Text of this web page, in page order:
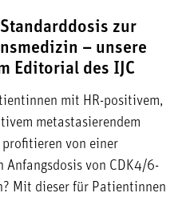
zur
– unsere
Editorial des IJC
mit HR-positivem,
metastasierendem
profitieren von einer
Anfangsdosis von CDK4/6-
Mit dieser für Patientinnen